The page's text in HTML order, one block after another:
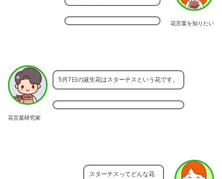
花言葉を知りたい
花言葉研究家
5月7日の誕生花はスターチスという花です。
スターチスってどんな花